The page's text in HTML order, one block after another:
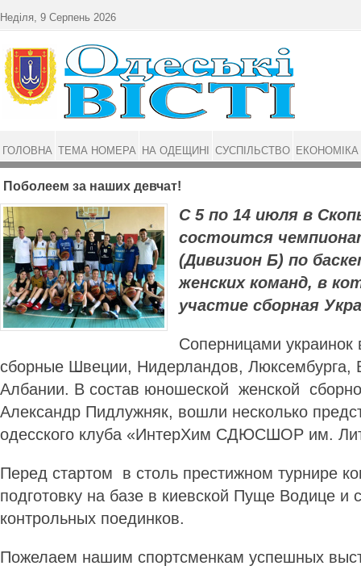
Поболеем за наших девчат!
С 5 по 14 июля в
состоится
(Дивизион Б) по
женских команд, в
участие сборная
Соперницами украинок
сборные Швеции, Нидерландов, Люксембурга,
Албании. В состав юношеской женской
Александр Пидлужняк, вошли несколько
одесского клуба «ИнтерХим СДЮСШОР им.
Перед стартом в столь престижном турнире
подготовку на базе в киевской Пуще Водице и
контрольных поединков.
Пожелаем нашим спортсменкам успешных
Неділя, 9 Серпень 2026
ГОЛОВНА ТЕМА НОМЕРА НА ОДЕЩИНІ СУСПІЛЬСТВО ЕКОНОМІКА